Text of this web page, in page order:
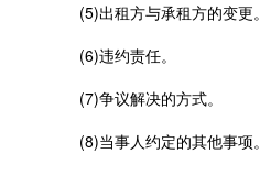
(5)出租方与承租方的变更。
(6)违约责任。
(7)争议解决的方式。
(8)当事人约定的其他事项。